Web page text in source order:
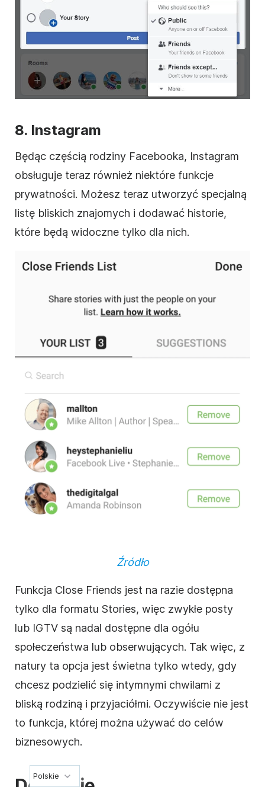
8. Instagram
Będąc częścią rodziny Facebooka, Instagram
obsługuje teraz również niektóre funkcje
prywatności. Możesz teraz utworzyć specjalną
listę bliskich znajomych i dodawać historie,
które będą widoczne tylko dla nich.
Źródło
Funkcja Close Friends jest na razie dostępna
tylko dla formatu Stories, więc zwykłe posty
lub IGTV są nadal dostępne dla ogółu
społeczeństwa lub obserwujących. Tak więc, z
natury ta opcja jest świetna tylko wtedy, gdy
chcesz podzielić się intymnymi chwilami z
bliską rodziną i przyjaciółmi. Oczywiście nie jest
to funkcja, której można używać do celów
biznesowych.
Polskie